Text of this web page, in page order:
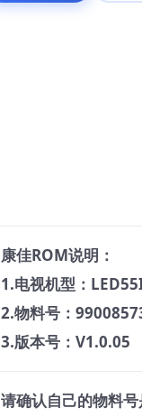
康佳ROM说明：
1.电视机型：
2.物料号：
3.版本号：V1.0.05
请确认自己的物料